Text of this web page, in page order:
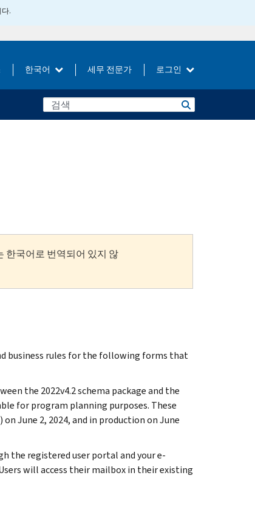
.
한국어 세무 전문가 로그인
한국어로 번역되어 있지 않
business rules for the following forms that
the 2022v4.2 schema package and the
for program planning purposes. These
June 2, 2024, and in production on June
the registered user portal and your e-
will access their mailbox in their existing